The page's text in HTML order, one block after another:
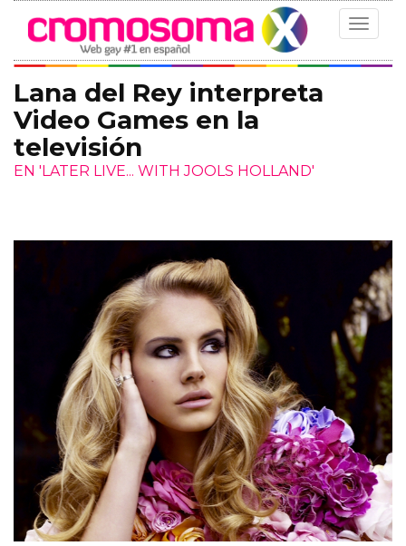
Toggle
Lana del Rey interpreta
Video Games en la
televisión
EN 'LATER LIVE... WITH JOOLS HOLLAND'